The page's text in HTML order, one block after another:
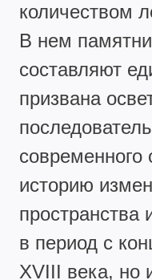
количеством
В нем
составляют
призвана
историю
пространства
в период с
XVIII века, но